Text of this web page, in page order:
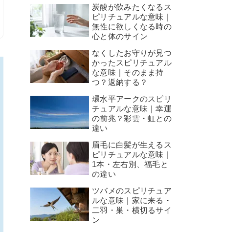
炭酸が飲みたくなるス
ピリチュアルな意味｜
無性に欲しくなる時の
心と体のサイン
なくしたお守りが見つ
かったスピリチュアル
な意味｜そのまま持
つ？返納する？
環水平アークのスピリ
チュアルな意味｜幸運
の前兆？彩雲・虹との
違い
眉毛に白髪が生えるス
ピリチュアルな意味｜
1本・左右別、福毛と
の違い
ツバメのスピリチュア
ルな意味｜家に来る・
二羽・巣・横切るサイ
ン